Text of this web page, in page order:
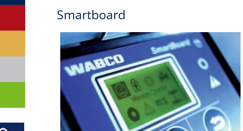
Smartboard